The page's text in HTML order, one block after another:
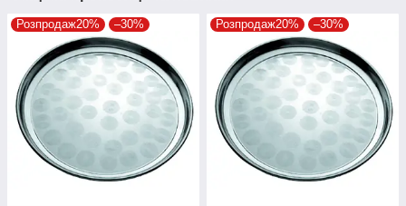
Розпродаж20% –30% Розпродаж20% –30%